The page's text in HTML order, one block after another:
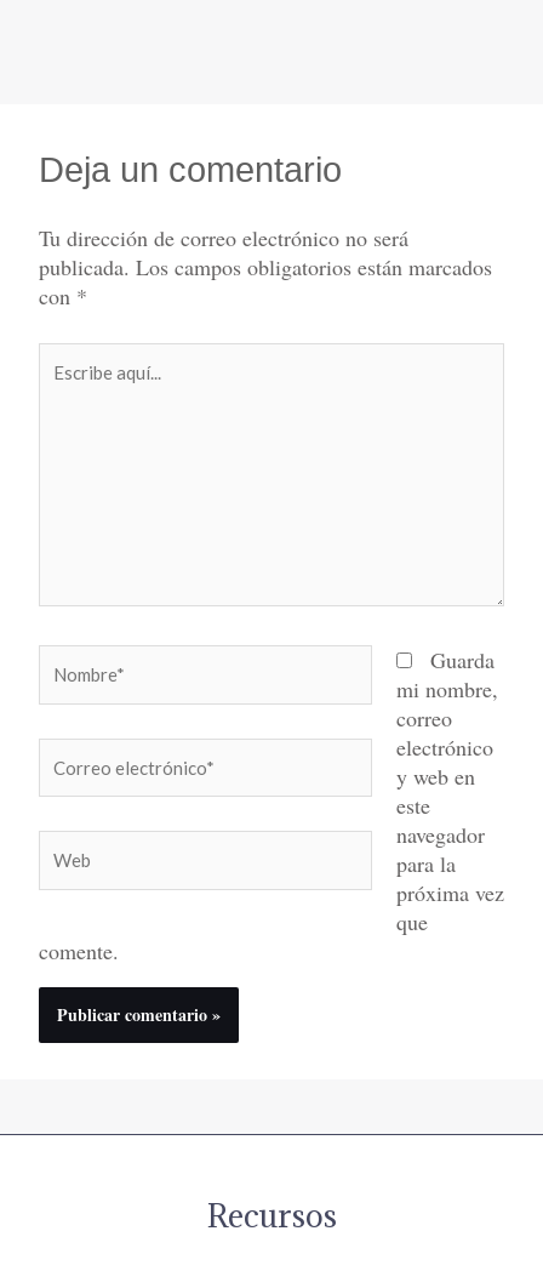
Deja un comentario
Tu dirección de correo electrónico no será
publicada. Los campos obligatorios están marcados
con *
aquí...
electrónico*
Guarda
mi nombre,
correo
electrónico
y web en
este
navegador
para la
próxima vez
que
comente.
Recursos